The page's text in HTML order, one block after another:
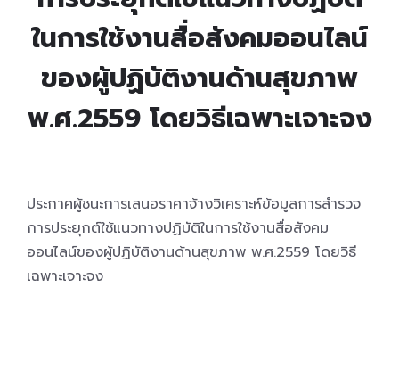
ในการใช้งานสื่อสังคมออนไลน์
ของผู้ปฏิบัติงานด้านสุขภาพ
พ.ศ.2559 โดยวิธีเฉพาะเจาะจง
ประกาศผู้ชนะการเสนอราคาจ้างวิเคราะห์ข้อมูลการสำรวจ
การประยุกต์ใช้แนวทางปฏิบัติในการใช้งานสื่อสังคม
ออนไลน์ของผู้ปฏิบัติงานด้านสุขภาพ พ.ศ.2559 โดยวิธี
เฉพาะเจาะจง